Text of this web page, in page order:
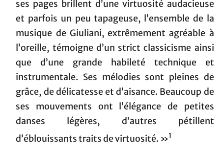
ses pages brillent d’une virtuosité audacieuse
et parfois un peu tapageuse, l’ensemble de la
musique de Giuliani, extrêmement agréable à
l’oreille, témoigne d’un strict classicisme ainsi
que d’une grande habileté technique et
instrumentale. Ses mélodies sont pleines de
grâce, de délicatesse et d’aisance. Beaucoup de
ses mouvements ont l’élégance de petites
danses légères, d’autres pétillent
d’éblouissants traits de virtuosité. »1